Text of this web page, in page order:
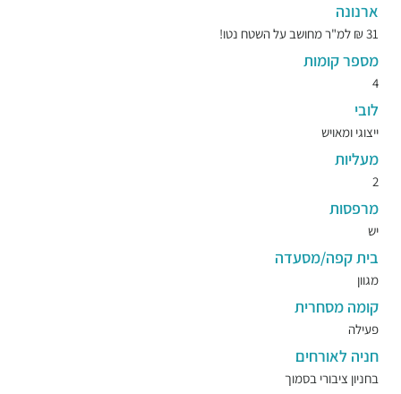
ארנונה
31 ₪ למ"ר מחושב על השטח נטו!
מספר קומות
4
לובי
ייצוגי ומאויש
מעליות
2
מרפסות
יש
בית קפה/מסעדה
מגוון
קומה מסחרית
פעילה
חניה לאורחים
בחניון ציבורי בסמוך